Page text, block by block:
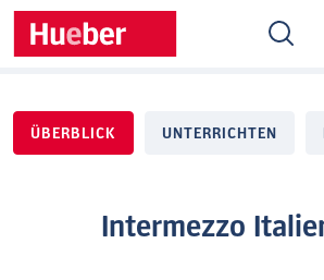
ÜBERBLICK UNTERRICHTEN
Intermezzo